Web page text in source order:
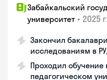
Забайкальский
университет • 2025 г.
Закончил
исследованиям в
Проходил обучение
педагогическом